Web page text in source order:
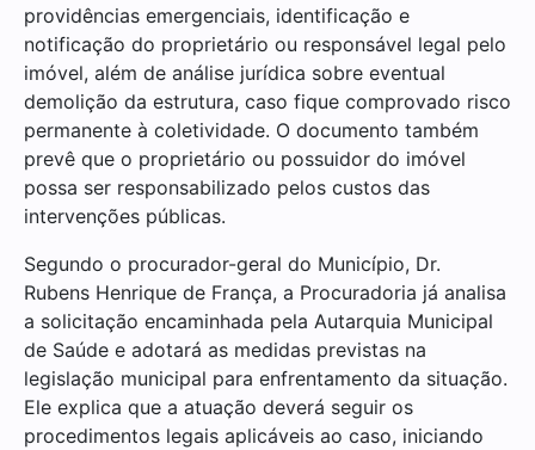
providências emergenciais, identificação e
notificação do proprietário ou responsável legal pelo
imóvel, além de análise jurídica sobre eventual
demolição da estrutura, caso fique comprovado risco
permanente à coletividade. O documento também
prevê que o proprietário ou possuidor do imóvel
possa ser responsabilizado pelos custos das
intervenções públicas.
Segundo o procurador-geral do Município, Dr.
Rubens Henrique de França, a Procuradoria já analisa
a solicitação encaminhada pela Autarquia Municipal
de Saúde e adotará as medidas previstas na
legislação municipal para enfrentamento da situação.
Ele explica que a atuação deverá seguir os
procedimentos legais aplicáveis ao caso, iniciando